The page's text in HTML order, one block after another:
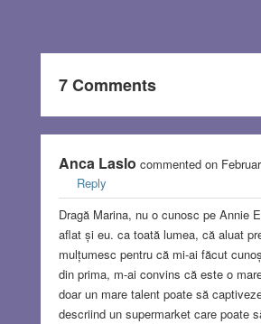
7 Comments
Anca Laslo commented on
Reply
Dragă Marina, nu o cunosc pe Annie
aflat și eu. ca toată lumea, că aluat
mulțumesc pentru că mi-ai făcut
din prima, m-ai convins că este o
doar un mare talent poate să
descriind un supermarket care poate